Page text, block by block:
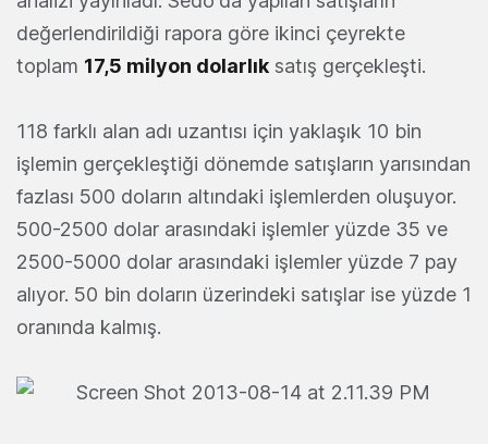
değerlendirildiği rapora göre ikinci çeyrekte
toplam 17,5 milyon dolarlık satış gerçekleşti.
118 farklı alan adı uzantısı için yaklaşık 10 bin
işlemin gerçekleştiği dönemde satışların yarısından
fazlası 500 doların altındaki işlemlerden oluşuyor.
500-2500 dolar arasındaki işlemler yüzde 35 ve
2500-5000 dolar arasındaki işlemler yüzde 7 pay
alıyor. 50 bin doların üzerindeki satışlar ise yüzde 1
oranında kalmış.